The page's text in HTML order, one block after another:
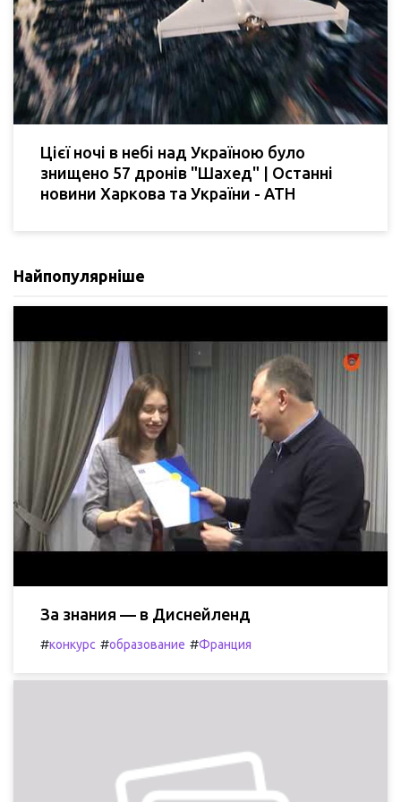
Цієї ночі в небі над Україною було
знищено 57 дронів "Шахед" | Останні
новини Харкова та України - АТН
Найпопулярніше
За знания — в Диснейленд
#конкурс #образование #Франция